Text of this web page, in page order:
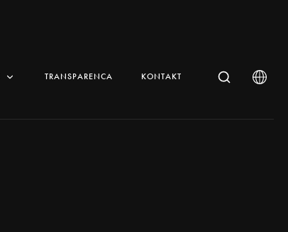
TRANSPARENCA KONTAKT